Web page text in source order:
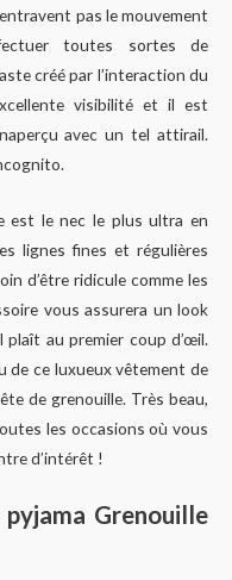
pas le mouvement
toutes sortes de
créé par l’interaction du
visibilité et il est
avec un tel attirail.
est le nec le plus ultra en
lignes fines et régulières
d’être ridicule comme les
vous assurera un look
au premier coup d’œil.
de ce luxueux vêtement de
de grenouille. Très beau,
les occasions où vous
d’intérêt !
Grenouille